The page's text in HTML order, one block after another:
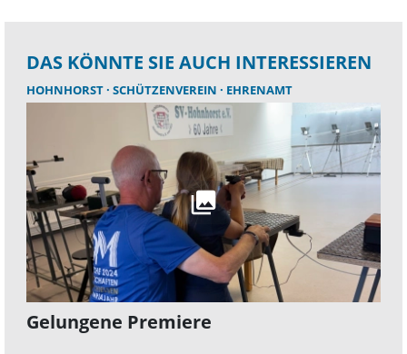
DAS KÖNNTE SIE AUCH INTERESSIEREN
HOHNHORST SCHÜTZENVEREIN EHRENAMT
Gelungene Premiere